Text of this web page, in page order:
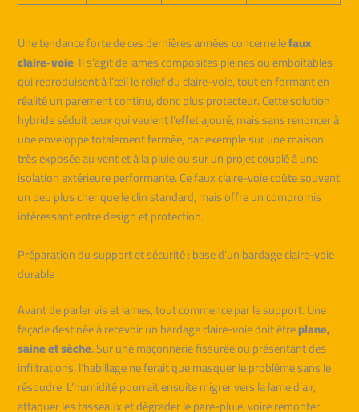
Une tendance forte de ces dernières années concerne lefaux
claire-voie. Il s’agit de lames composites pleines ou emboîtables
qui reproduisent à l’œil le relief du claire-voie, tout en formant en
réalité un parement continu, donc plus protecteur. Cette solution
hybride séduit ceux qui veulent l’effet ajouré, mais sans renoncer à
une enveloppe totalement fermée, par exemple sur une maison
très exposée au vent et à la pluie ou sur un projet couplé à une
isolation extérieure performante. Ce faux claire-voie coûte souvent
un peu plus cher que le clin standard, mais offre un compromis
intéressant entre design et protection.
Préparation du support et sécurité : base d’un bardage claire-voie
durable
Avant de parler vis et lames, tout commence par le support. Une
façade destinée à recevoir un bardage claire-voie doit êtreplane,
saine et sèche. Sur une maçonnerie fissurée ou présentant des
infiltrations, l’habillage ne ferait que masquer le problème sans le
résoudre. L’humidité pourrait ensuite migrer vers la lame d’air,
attaquer les tasseaux et dégrader le pare-pluie, voire remonter